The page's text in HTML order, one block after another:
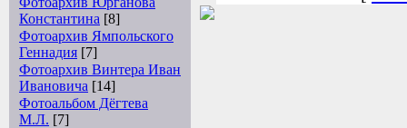
Константина [8]
Фотоархив Ямпольского
Геннадия [7]
Фотоархив Винтера Иван
Ивановича [14]
Фотоальбом Дёгтева
М.Л. [7]